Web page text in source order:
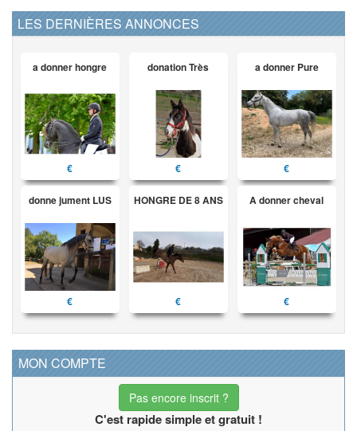
LES DERNIÈRES ANNONCES
a donner hongre
€
donation Très
€
a donner Pure
€
donne jument LUS
€
HONGRE DE 8 ANS
€
A donner cheval
€
MON COMPTE
Pas encore inscrit ?
C'est rapide simple et gratuit !